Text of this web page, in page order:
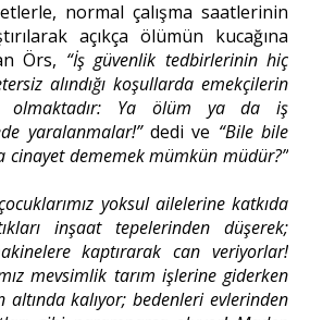
normal çalışma saatlerinin
açıkça ölümün kucağına
Örs, “İş güvenlik tedbirlerinin hiç
alındığı koşullarda emekçilerin
olmaktadır: Ya ölüm ya da iş
yaralanmalar!”dedi ve “Bile bile
cinayet dememek mümkün müdür?”
yoksul ailelerine katkıda
inşaat tepelerinden düşerek;
kaptırarak can veriyorlar!
mevsimlik tarım işlerine giderken
kalıyor; bedenleri evlerinden